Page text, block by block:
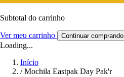
Subtotal do carrinho
Ver meu carrinho Continuar comprando
Loading...
Início
/ Mochila Eastpak Day Pak'r